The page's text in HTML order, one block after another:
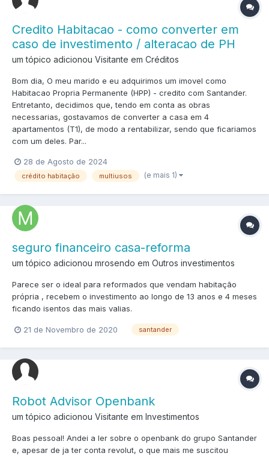
Credito Habitacao - como converter em
caso de investimento / alteracao de PH
um tópico adicionou Visitante em Créditos
Bom dia, O meu marido e eu adquirimos um imovel como
Habitacao Propria Permanente (HPP) - credito com Santander.
Entretanto, decidimos que, tendo em conta as obras
necessarias, gostavamos de converter a casa em 4
apartamentos (T1), de modo a rentabilizar, sendo que ficariamos
com um deles. Par...
28 de Agosto de 2024
crédito habitação multiusos (e mais 1)
seguro financeiro casa-reforma
um tópico adicionou mrosendo em Outros investimentos
Parece ser o ideal para reformados que vendam habitação
própria , recebem o investimento ao longo de 13 anos e 4 meses
ficando isentos das mais valias.
21 de Novembro de 2020 santander
Robot Advisor Openbank
um tópico adicionou Visitante em Investimentos
Boas pessoal! Andei a ler sobre o openbank do grupo Santander
e, apesar de ja ter conta revolut, o que mais me suscitou